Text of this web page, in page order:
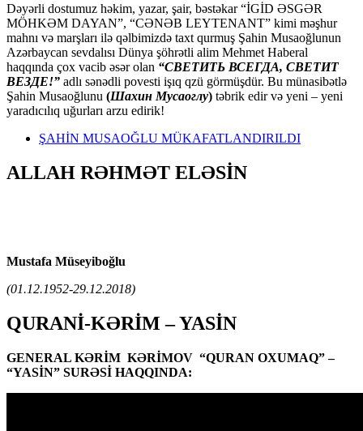
Dəyərli dostumuz həkim, yazar, şair, bəstəkar “İGİD ƏSGƏR
MÖHKƏM DAYAN”, “CƏNƏB LEYTENANT” kimi məşhur
mahnı və marşları ilə qəlbimizdə taxt qurmuş Şahin Musaoğlunun
Azərbaycan sevdalısı Dünya şöhrətli alim Mehmet Haberal
haqqında çox vacib əsər olan “СВЕТИТЬ ВСЕГДА, СВЕТИТ
ВЕЗДЕ!” adlı sənədli povesti işıq qzü görmüşdür. Bu münasibətlə
Şahin Musaoğlunu (Шахин Мусаоглу) təbrik edir və yeni – yeni
yaradıcılıq uğurları arzu edirik!
ŞAHİN MUSAOĞLU MÜKAFATLANDIRILDI
ALLAH RƏHMƏT ELƏSİN
Mustafa Müseyiboğlu
(01.12.1952-29.12.2018)
QURANİ-KƏRİM – YASİN
GENERAL KƏRİM KƏRİMOV “QURAN OXUMAQ” –
“YASİN” SURƏSİ HAQQINDA: